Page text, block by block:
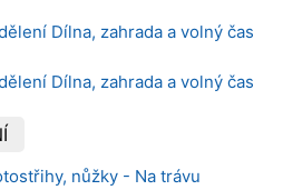
Dílna, zahrada a volný čas
Dílna, zahrada a volný čas
nůžky - Na trávu